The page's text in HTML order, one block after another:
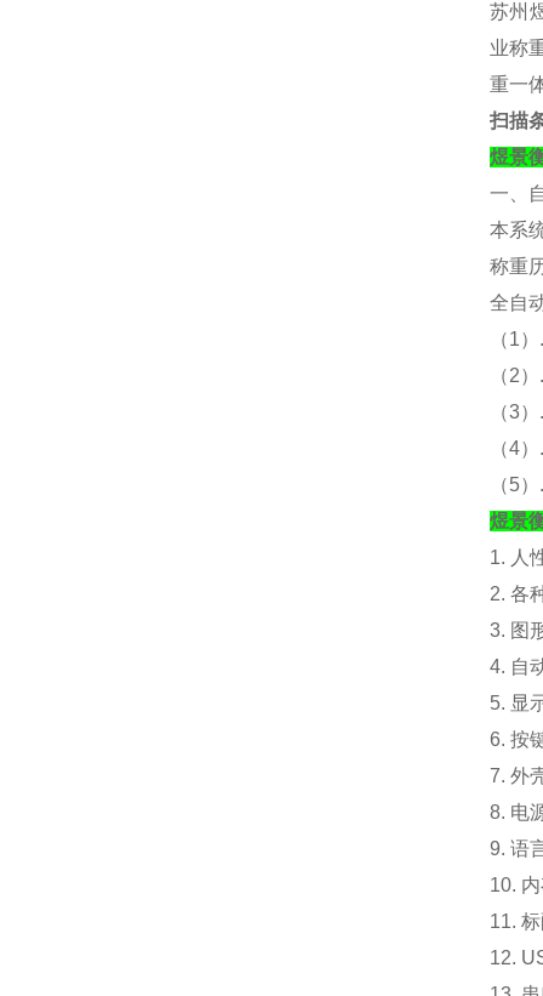
苏州
业称
重一
扫描
煜景
一、
本系
称重
全自
（1
（2
（3）
（4）
（5
煜景
1. 人
2. 各
3. 图
4. 自
5. 显
6. 按
7. 外
8. 电
9. 语
10.
11.
12.